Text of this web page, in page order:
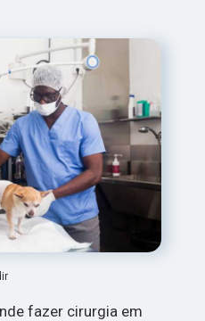
fazer cirurgia em